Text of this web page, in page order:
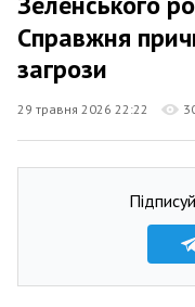
Справжня
загрози
29 травня 2026 22:22